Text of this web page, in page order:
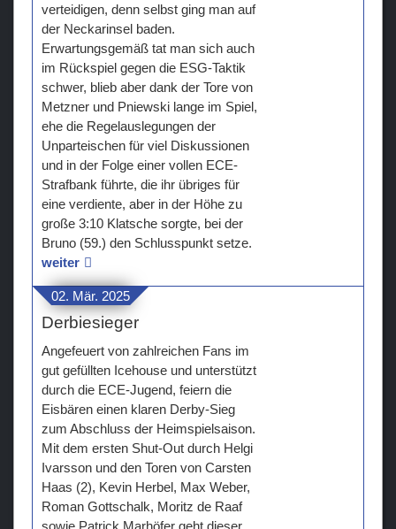
verteidigen, denn selbst ging man auf
der Neckarinsel baden.
Erwartungsgemäß tat man sich auch
im Rückspiel gegen die ESG-Taktik
schwer, blieb aber dank der Tore von
Metzner und Pniewski lange im Spiel,
ehe die Regelauslegungen der
Unparteischen für viel Diskussionen
und in der Folge einer vollen ECE-
Strafbank führte, die ihr übriges für
eine verdiente, aber in der Höhe zu
große 3:10 Klatsche sorgte, bei der
Bruno (59.) den Schlusspunkt setze.
weiter
02. Mär. 2025
Derbiesieger
Angefeuert von zahlreichen Fans im
gut gefüllten Icehouse und unterstützt
durch die ECE-Jugend, feiern die
Eisbären einen klaren Derby-Sieg
zum Abschluss der Heimspielsaison.
Mit dem ersten Shut-Out durch Helgi
Ivarsson und den Toren von Carsten
Haas (2), Kevin Herbel, Max Weber,
Roman Gottschalk, Moritz de Raaf